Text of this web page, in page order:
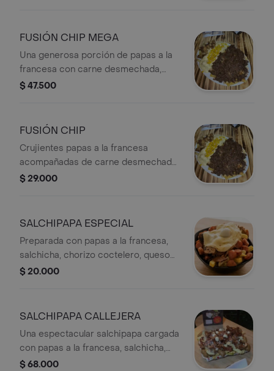
FUSIÓN CHIP MEGA
Una generosa porción de papas a la
francesa con carne desmechada,
queso mozzarella gratinado, maicitos
compartir con familiares o amigos.
$ 47.500
FUSIÓN CHIP
Crujientes papas a la francesa
acompañadas de carne desmechada,
queso gratinado, maicitos y
entre cremosidad y crocancia.
$ 29.000
SALCHIPAPA ESPECIAL
Preparada con papas a la francesa,
salchicha, chorizo coctelero, queso
fundido, huevos de codorniz y
desde el primer bocado.
$ 20.000
SALCHIPAPA CALLEJERA
Una espectacular salchipapa cargada
con papas a la francesa, salchicha,
chorizo coctelero, chorizo, butifarra,
$ 68.000